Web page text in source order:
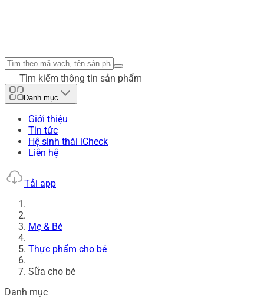
Tìm kiếm thông tin sản phẩm
Danh mục
Giới thiệu
Tin tức
Hệ sinh thái iCheck
Liên hệ
Tải app
Mẹ & Bé
Thực phẩm cho bé
Sữa cho bé
Danh mục